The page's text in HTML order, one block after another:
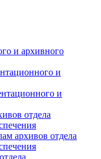
и архивного
и
и
отдела
архивов отдела